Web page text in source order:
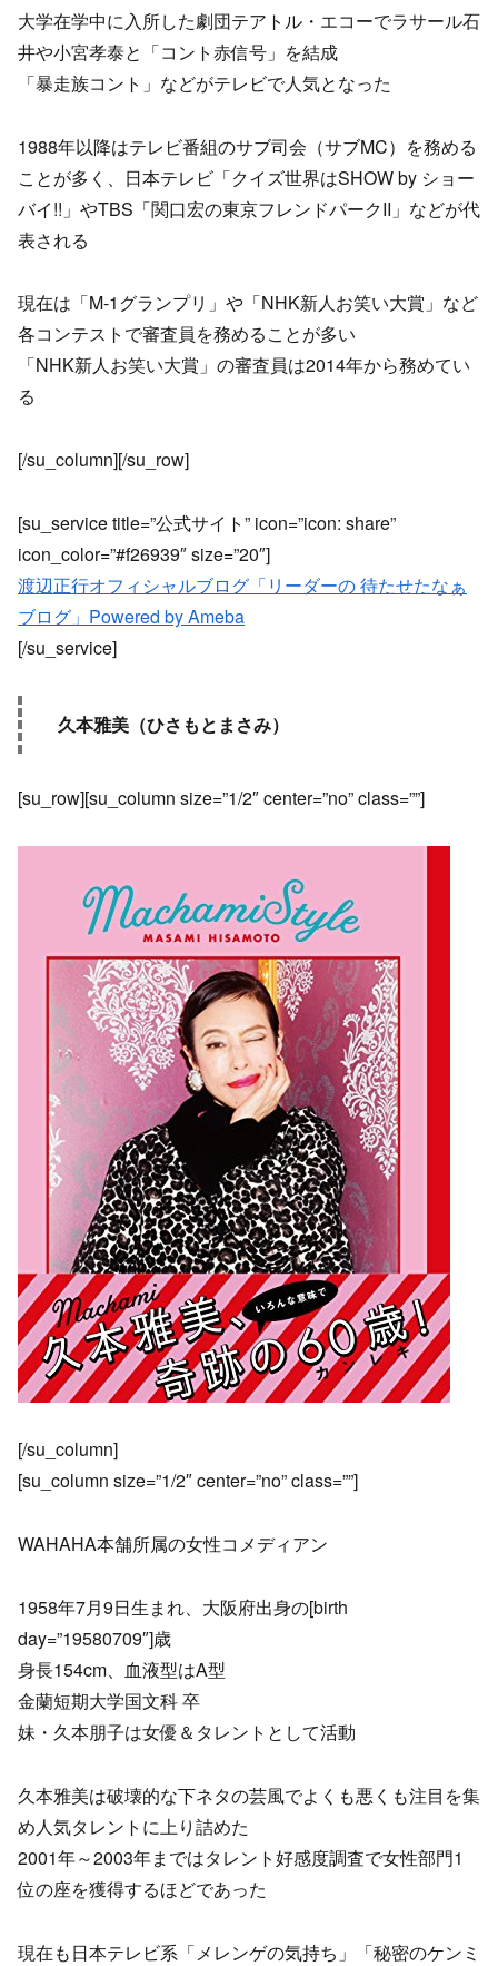
大学在学中に入所した劇団テアトル・エコーでラサール石
井や小宮孝泰と「コント赤信号」を結成
「暴走族コント」などがテレビで人気となった
1988年以降はテレビ番組のサブ司会（サブMC）を務める
ことが多く、日本テレビ「クイズ世界はSHOW by ショー
バイ!!」やTBS「関口宏の東京フレンドパークII」などが代
表される
現在は「M-1グランプリ」や「NHK新人お笑い大賞」など
各コンテストで審査員を務めることが多い
「NHK新人お笑い大賞」の審査員は2014年から務めてい
る
[/su_column][/su_row]
[su_service title=”公式サイト” icon=”icon: share”
icon_color=”#f26939″ size=”20″]
渡辺正行オフィシャルブログ「リーダーの 待たせたなぁ
ブログ」Powered by Ameba
[/su_service]
久本雅美（ひさもとまさみ）
[su_row][su_column size=”1/2″ center=”no” class=””]
[/su_column]
[su_column size=”1/2″ center=”no” class=””]
WAHAHA本舗所属の女性コメディアン
1958年7月9日生まれ、大阪府出身の[birth
day=”19580709″]歳
身長154cm、血液型はA型
金蘭短期大学国文科 卒
妹・久本朋子は女優＆タレントとして活動
久本雅美は破壊的な下ネタの芸風でよくも悪くも注目を集
め人気タレントに上り詰めた
2001年～2003年まではタレント好感度調査で女性部門1
位の座を獲得するほどであった
現在も日本テレビ系「メレンゲの気持ち」「秘密のケンミ